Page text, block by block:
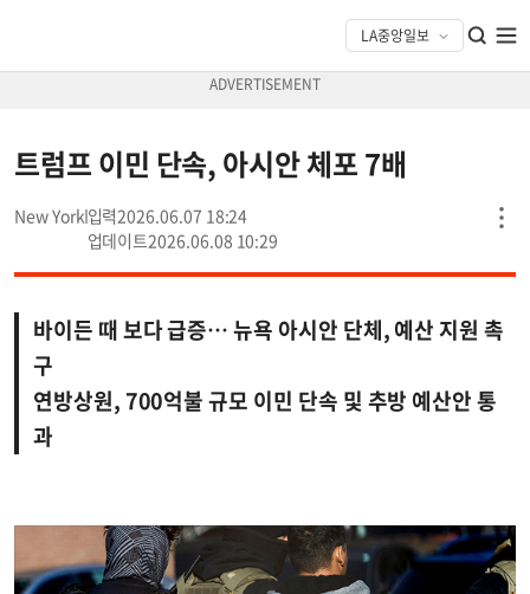
트럼프 이민 단속, 아시안 체포 7배
New York
2026.06.07 18:24
2026.06.08 10:29
바이든 때 보다 급증… 뉴욕 아시안 단체, 예산 지원 촉
구
연방상원, 700억불 규모 이민 단속 및 추방 예산안 통
과